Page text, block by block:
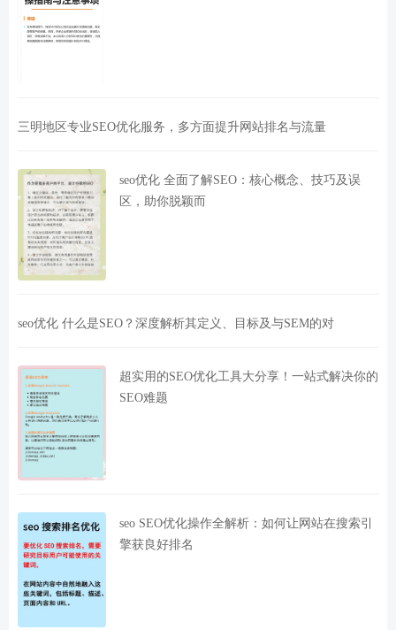
三明地区专业SEO优化服务，多方面提升网站排名与流量
seo优化 全面了解SEO：核心概念、技巧及误
区，助你脱颖而
seo优化 什么是SEO？深度解析其定义、目标及与SEM的对
超实用的SEO优化工具大分享！一站式解决你的
SEO难题
seo SEO优化操作全解析：如何让网站在搜索引
擎获良好排名